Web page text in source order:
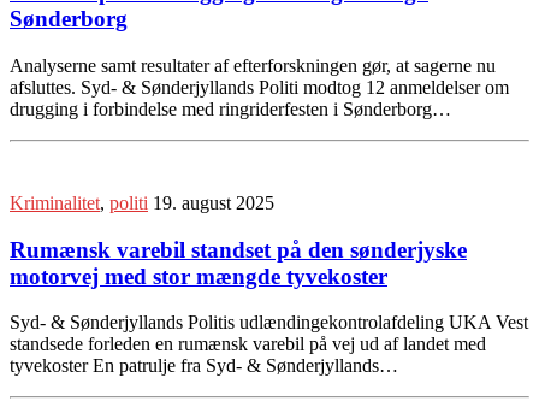
Sønderborg
Analyserne samt resultater af efterforskningen gør, at sagerne nu
afsluttes. Syd- & Sønderjyllands Politi modtog 12 anmeldelser om
drugging i forbindelse med ringriderfesten i Sønderborg…
Kriminalitet, politi 19. august 2025
Rumænsk varebil standset på den sønderjyske
motorvej med stor mængde tyvekoster
Syd- & Sønderjyllands Politis udlændingekontrolafdeling UKA Vest
standsede forleden en rumænsk varebil på vej ud af landet med
tyvekoster En patrulje fra Syd- & Sønderjyllands…